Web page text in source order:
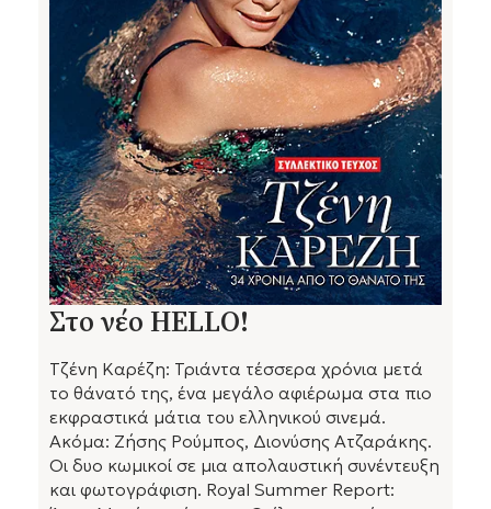
Στο νέο HELLO!
Τζένη Καρέζη: Τριάντα τέσσερα χρόνια μετά
το θάνατό της, ένα μεγάλο αφιέρωμα στα πιο
εκφραστικά μάτια του ελληνικού σινεμά.
Ακόμα: Ζήσης Ρούμπος, Διονύσης Ατζαράκης.
Οι δυο κωμικοί σε μια απολαυστική συνέντευξη
και φωτογράφιση. Royal Summer Report: